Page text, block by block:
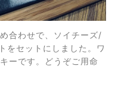
合わせで、ソイチーズ/
をセットにしました。ワ
ーです。どうぞご用命